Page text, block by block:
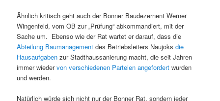
Ähnlich kritisch geht auch der Bonner Baudezernent Werner
Wingenfeld, vom OB zur „Prüfung“ abkommandiert, mit der
Sache um. Ebenso wie der Rat wartet er darauf, dass die
Abteilung Baumanagement des Betriebsleiters Naujoksdie
Hausaufgaben zur Stadthaussanierung macht, die seit Jahren
immer wiedervon verschiedenen Parteien angefordert wurden
und werden.
Natürlich würde sich nicht nur der Bonner Rat, sondern jeder